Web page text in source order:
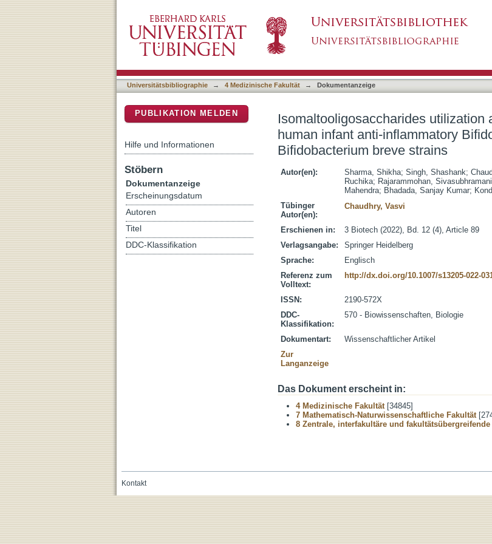
inflammatory Bifidobacterium longum and Bifidobacterium breve
Universitätsbibliographie → 4 Medizinische Fakultät → Dokumentanzeige
Isomaltooligosaccharides
human infant anti-inflammatory
Bifidobacterium breve strains
Autor(en): Sharma, Shikha; Singh, Shashank;
Ruchika; Rajarammohan,
Mahendra; Bhadada, Sanjay Kumar;
Tübinger
Autor(en):
Chaudhry, Vasvi
Erschienen in:
3 Biotech (2022), Bd. 12 (4), Article 89
Verlagsangabe:
Springer Heidelberg
Sprache:
Englisch
Referenz zum
Volltext:
http://dx.doi.org/10.1007/s13205-022-
ISSN:
2190-572X
DDC-
Klassifikation:
570 - Biowissenschaften, Biologie
Dokumentart:
Wissenschaftlicher Artikel
Zur
Langanzeige
Das Dokument erscheint in:
4 Medizinische Fakultät[34845]
7 Mathematisch-Naturwissenschaftliche Fakultät
8 Zentrale, interfakultäre und
PUBLIKATION MELDEN
Hilfe und Informationen
Stöbern
Dokumentanzeige
Erscheinungsdatum
Autoren
Titel
DDC-Klassifikation
Kontakt